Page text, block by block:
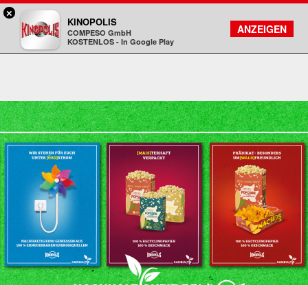
Kinopolis
FILMSUCHE
KONTO
×
KINOPOLIS
COMPESO GmbH
KOSTENLOS - In Google Play
ANZEIGEN